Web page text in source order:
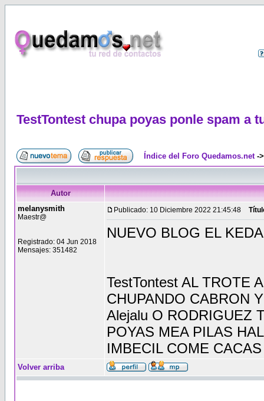
TestTontest chupa poyas ponle spam a
Índice del Foro Quedamos.net-
Autor
melanysmith
Maestr@
Registrado: 04 Jun 2018
Mensajes: 351482
Publicado: 10 Diciembre 2022 21:45:48
NUEVO BLOG EL
TestTontest AL TROTE
CHUPANDO CABRON
Alejalu O RODRIGUEZ
POYAS MEA PILAS
IMBECIL COME CACAS
Volver arriba